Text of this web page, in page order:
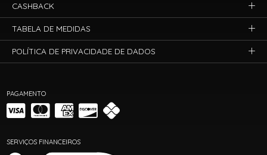
PAGAMENTO
SERVIÇOS FINANCEIROS
CASHBACK
TABELA DE MEDIDAS
POLÍTICA DE PRIVACIDADE DE DADOS